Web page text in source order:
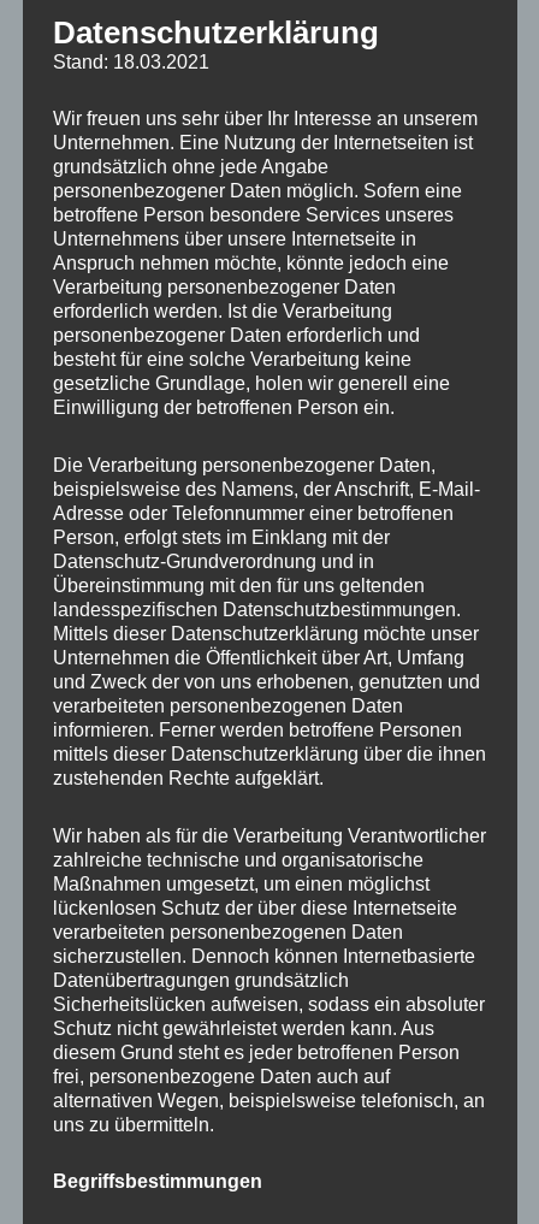
Kommentardaten verarbeitet werden.
Beitragsnavigation
VERÖFFENTLICHT IN
Zoofotografie: Am 21.04.2026
nochmal in Schwerin
MP Mario Porten
Beratung
Coaching
Impulsvorträge
NEWS ABONNIEREN?
Your email:
Datenschutzerklärung
Stand: 18.03.2021
Wir freuen uns sehr über Ihr Interesse an unserem
Unternehmen. Eine Nutzung der Internetseiten ist
grundsätzlich ohne jede Angabe
personenbezogener Daten möglich. Sofern eine
betroffene Person besondere Services unseres
Unternehmens über unsere Internetseite in
Anspruch nehmen möchte, könnte jedoch eine
Verarbeitung personenbezogener Daten
erforderlich werden. Ist die Verarbeitung
personenbezogener Daten erforderlich und
besteht für eine solche Verarbeitung keine
gesetzliche Grundlage, holen wir generell eine
Einwilligung der betroffenen Person ein.
Die Verarbeitung personenbezogener Daten,
beispielsweise des Namens, der Anschrift, E-Mail-
Adresse oder Telefonnummer einer betroffenen
Person, erfolgt stets im Einklang mit der
Datenschutz-Grundverordnung und in
Übereinstimmung mit den für uns geltenden
landesspezifischen Datenschutzbestimmungen.
Mittels dieser Datenschutzerklärung möchte unser
Unternehmen die Öffentlichkeit über Art, Umfang
und Zweck der von uns erhobenen, genutzten und
verarbeiteten personenbezogenen Daten
informieren. Ferner werden betroffene Personen
mittels dieser Datenschutzerklärung über die ihnen
zustehenden Rechte aufgeklärt.
Wir haben als für die Verarbeitung Verantwortlicher
zahlreiche technische und organisatorische
Maßnahmen umgesetzt, um einen möglichst
lückenlosen Schutz der über diese Internetseite
verarbeiteten personenbezogenen Daten
sicherzustellen. Dennoch können Internetbasierte
Datenübertragungen grundsätzlich
Sicherheitslücken aufweisen, sodass ein absoluter
Schutz nicht gewährleistet werden kann. Aus
diesem Grund steht es jeder betroffenen Person
frei, personenbezogene Daten auch auf
alternativen Wegen, beispielsweise telefonisch, an
uns zu übermitteln.
Begriffsbestimmungen